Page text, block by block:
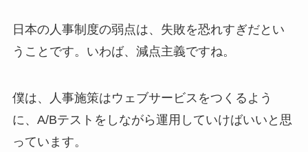
日本の人事制度の弱点は、失敗を恐れすぎだとい
うことです。いわば、減点主義ですね。
僕は、人事施策はウェブサービスをつくるよう
に、A/Bテストをしながら運用していけばいいと思
っています。